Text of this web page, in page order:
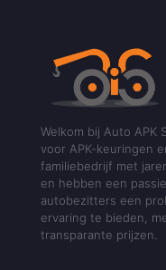
Welkom bij Auto APK
voor APK-keuringen
familiebedrijf met
en hebben een
autobezitters een
ervaring te bieden,
transparante prijzen.